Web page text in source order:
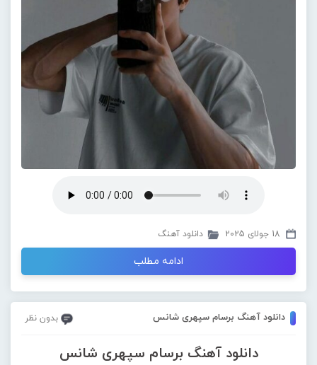
18 جولای 2025 دانلود آهنگ
ادامه مطلب
دانلود آهنگ برسام سپهری شانس بدون نظر
دانلود آهنگ برسام سپهری شانس